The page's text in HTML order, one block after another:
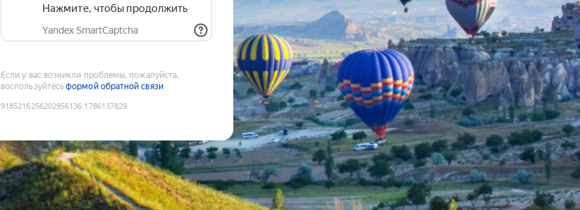
Нажмите, чтобы продолжить
Yandex SmartCaptcha
Если у вас возникли проблемы, пожалуйста,
воспользуйтесьформой обратной связи
9185216256202956136:1786137829